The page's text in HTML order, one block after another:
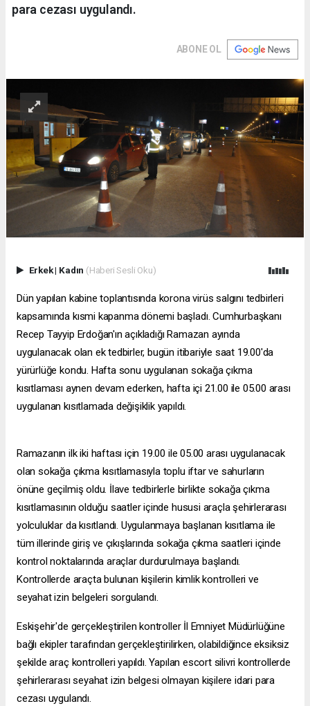
para cezası uygulandı.
ABONE OL
Erkek| Kadın (Haberi Sesli Oku)
Dün yapılan kabine toplantısında korona virüs salgını tedbirleri
kapsamında kısmi kapanma dönemi başladı. Cumhurbaşkanı
Recep Tayyip Erdoğan'ın açıkladığı Ramazan ayında
uygulanacak olan ek tedbirler, bugün itibariyle saat 19.00'da
yürürlüğe kondu. Hafta sonu uygulanan sokağa çıkma
kısıtlaması aynen devam ederken, hafta içi 21.00 ile 05.00 arası
uygulanan kısıtlamada değişiklik yapıldı.
Ramazanın ilk iki haftası için 19.00 ile 05.00 arası uygulanacak
olan sokağa çıkma kısıtlamasıyla toplu iftar ve sahurların
önüne geçilmiş oldu. İlave tedbirlerle birlikte sokağa çıkma
kısıtlamasının olduğu saatler içinde hususi araçla şehirlerarası
yolculuklar da kısıtlandı. Uygulanmaya başlanan kısıtlama ile
tüm illerinde giriş ve çıkışlarında sokağa çıkma saatleri içinde
kontrol noktalarında araçlar durdurulmaya başlandı.
Kontrollerde araçta bulunan kişilerin kimlik kontrolleri ve
seyahat izin belgeleri sorgulandı.
Eskişehir'de gerçekleştirilen kontroller İl Emniyet Müdürlüğüne
bağlı ekipler tarafından gerçekleştirilirken, olabildiğince eksiksiz
şekilde araç kontrolleri yapıldı. Yapılan escort silivri kontrollerde
şehirlerarası seyahat izin belgesi olmayan kişilere idari para
cezası uygulandı.